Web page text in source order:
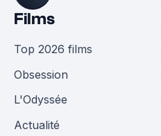
Films
Top 2026 films
Obsession
L'Odyssée
Actualité